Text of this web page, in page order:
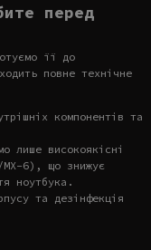
перед
її до
повне технічне
компонентів та
лише високоякісні
6), що знижує
ноутбука.
та дезінфекція